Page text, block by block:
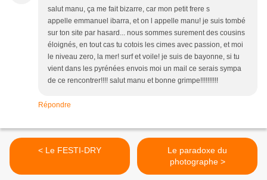
salut manu, ça me fait bizarre, car mon petit frere s
appelle emmanuel ibarra, et on l appelle manu! je suis tombé
sur ton site par hasard... nous sommes surement des cousins
éloignés, en tout cas tu cotois les cimes avec passion, et moi
le niveau zero, la mer! surf et voile! je suis de bayonne, si tu
vient dans les pyrénées envois moi un mail ce serais sympa
de ce rencontrer!!!! salut manu et bonne grimpe!!!!!!!!!!
Répondre
< Le FESTI-DRY
Le paradoxe du
photographe >